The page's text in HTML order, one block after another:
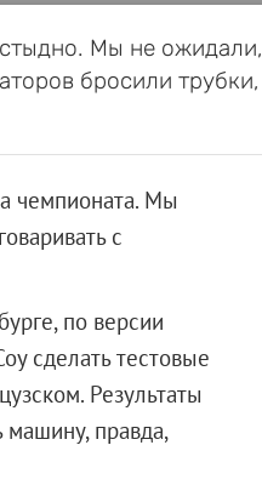
Мы не ожидали,
бросили трубки,
чемпионата. Мы
с
по версии
сделать тестовые
Результаты
машину, правда,